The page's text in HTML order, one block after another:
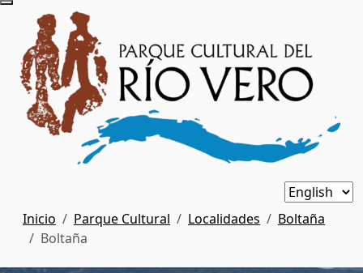
Inicio Parque Cultural Localidades
Boltaña
Boltaña